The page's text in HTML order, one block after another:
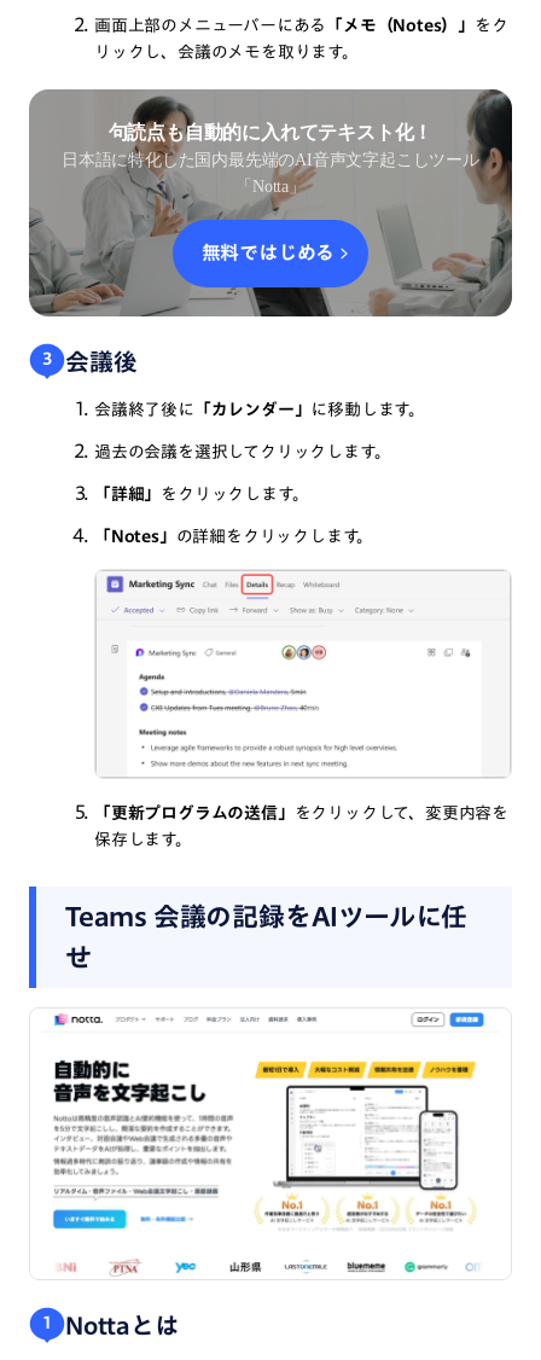
画面上部のメニューバーにある 「メモ（Notes）」
をク
リックし、会議のメモを取ります。
句読点も自動的に入れてテキスト化！
日本語に特化した国内最先端のAI音声文字起こしツール
「Notta」
無料ではじめる
3 会議後
会議終了後に 「カレンダー」 に移動します。
過去の会議を選択してクリックします。
「詳細」 をクリックします。
「Notes」 の詳細をクリックします。
「更新プログラムの送信」
をクリックして、変更内容を
保存します。
Teams 会議の記録をAIツールに任
せ
1 Nottaとは